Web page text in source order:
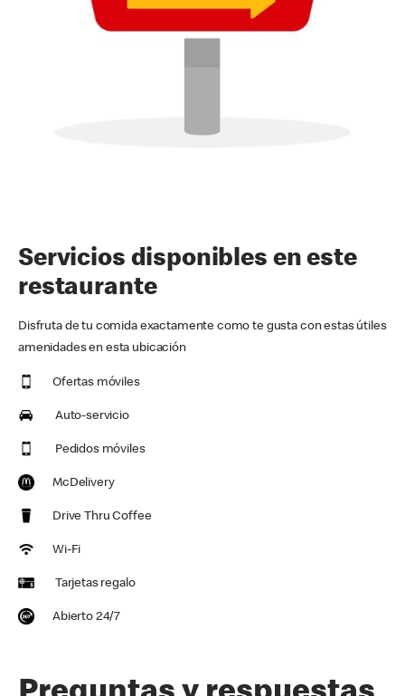
Servicios disponibles en este
restaurante
Disfruta de tu comida exactamente como te gusta con estas útiles
amenidades en esta ubicación
Ofertas móviles
Auto-servicio
Pedidos móviles
McDelivery
Drive Thru Coffee
Wi-Fi
Tarjetas regalo
Abierto 24/7